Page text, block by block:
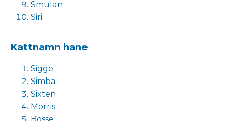
Smulan
Siri
Kattnamn hane
Sigge
Simba
Sixten
Morris
Bosse